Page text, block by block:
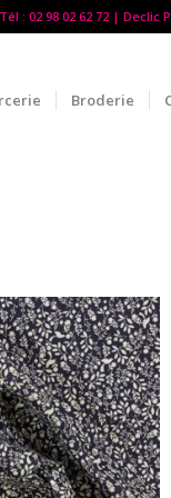
: 02 98 02 62 72 |
Broderie